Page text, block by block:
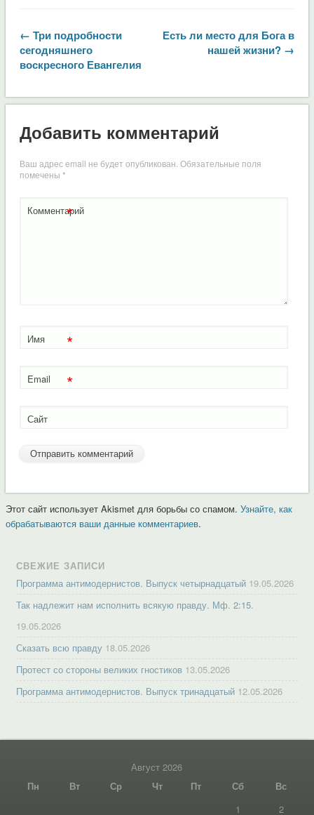
← Три подробности
сегодняшнего
воскресного Евангелия
Есть ли место для Бога в
нашей жизни? →
Добавить комментарий
Ваш адрес email не будет опубликован.Обязательные поля
помечены *
Комментарий
*
Имя *
Email *
Сайт
Этот сайт использует Akismet для борьбы со спамом. Узнайте, как
обрабатываются ваши данные комментариев.
СВЕЖИЕ ЗАПИСИ
Программа антимодернистов. Выпуск четырнадцатый 19.05.2026
Так надлежит нам исполнить всякую правду. Мф. 2:15.
19.05.2026
Сказать всю правду 18.05.2026
Протест со стороны великих гностиков 13.05.2026
Программа антимодернистов. Выпуск тринадцатый 12.05.2026
Август 2026
Пн
Вт Ср Чт Пт Сб
Вс
1
2